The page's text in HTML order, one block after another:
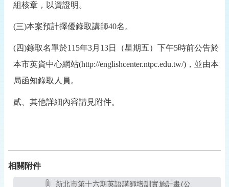
組核章，以資證明。
(三)本案預計擇優錄取講師40名。
(四)錄取名單於115年3月 13日（星期五）下午5時前公告於
本市英資中心網站(http://englishcenter.ntpc.edu.tw/) ，並由本
局函知錄取人員。
貳、其他詳細內容請見附件。
相關附件